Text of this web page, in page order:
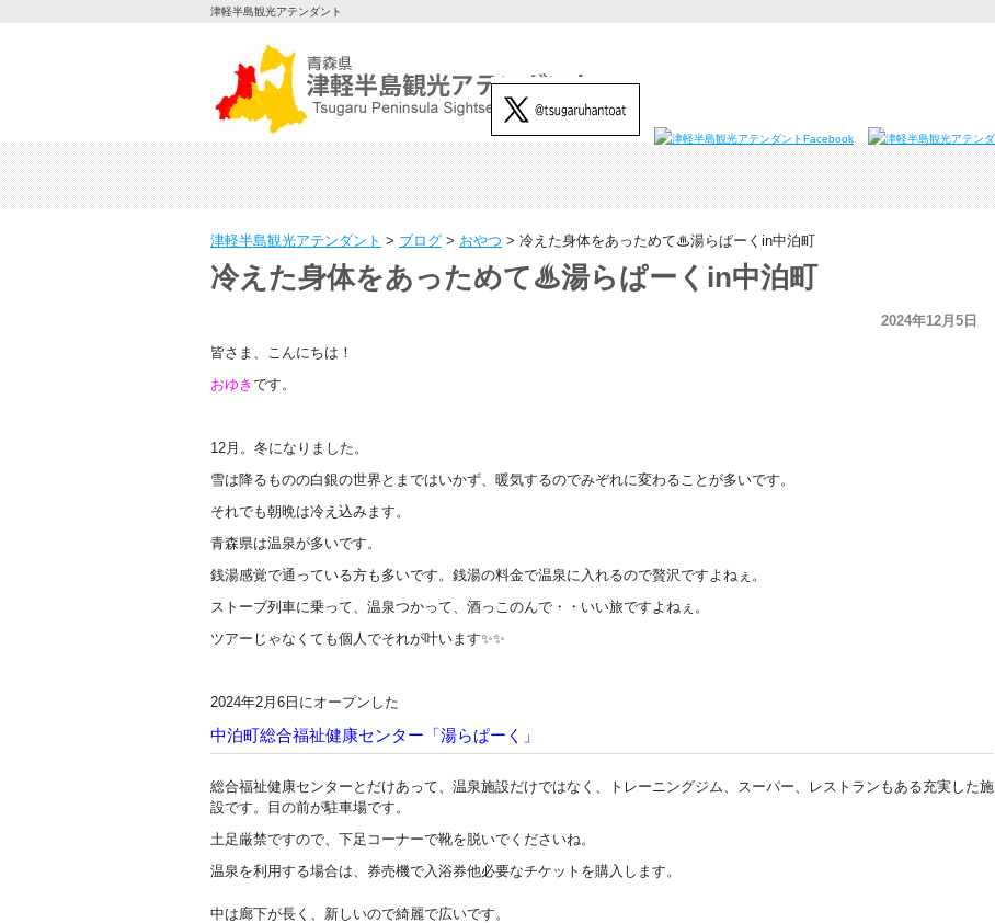
津軽半島観光アテンダント
津軽半島観光アテンダント > ブログ > おやつ > 冷えた身体をあっためて♨湯らぱーくin中泊町
冷えた身体をあっためて♨湯らぱーくin中泊町
2024年12月5日
皆さま、こんにちは！
おゆき です。
12月。冬になりました。
雪は降るものの白銀の世界とまではいかず、暖気するのでみぞれに変わることが多いです。
それでも朝晩は冷え込みます。
青森県は温泉が多いです。
銭湯感覚で通っている方も多いです。銭湯の料金で温泉に入れるので贅沢ですよねぇ。
ストーブ列車に乗って、温泉つかって、酒っこのんで・・いい旅ですよねぇ。
ツアーじゃなくても個人でそれが叶います✨✨
2024年2月6日にオープンした
中泊町総合福祉健康センター「湯らぱーく」
総合福祉健康センターとだけあって、温泉施設だけではなく、トレーニングジム、スーパー、レストランもある充実した施
設です。目の前が駐車場です。
土足厳禁ですので、下足コーナーで靴を脱いでくださいね。
温泉を利用する場合は、券売機で入浴券他必要なチケットを購入します。
中は廊下が長く、新しいので綺麗で広いです。